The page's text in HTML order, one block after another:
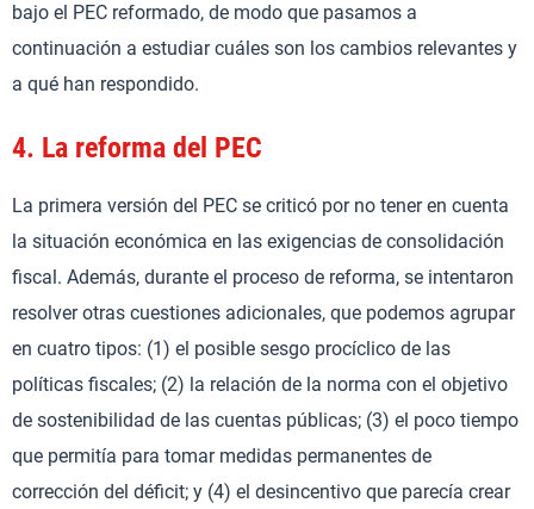
bajo el PEC reformado, de modo que pasamos a
continuación a estudiar cuáles son los cambios relevantes y
a qué han respondido.
4. La reforma del PEC
La primera versión del PEC se criticó por no tener en cuenta
la situación económica en las exigencias de consolidación
fiscal. Además, durante el proceso de reforma, se intentaron
resolver otras cuestiones adicionales, que podemos agrupar
en cuatro tipos: (1) el posible sesgo procíclico de las
políticas fiscales; (2) la relación de la norma con el objetivo
de sostenibilidad de las cuentas públicas; (3) el poco tiempo
que permitía para tomar medidas permanentes de
corrección del déficit; y (4) el desincentivo que parecía crear